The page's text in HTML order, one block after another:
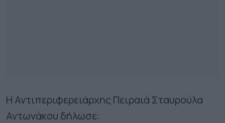
Η Αντιπεριφερειάρχης Πειραιά Σταυρούλα
Αντωνάκου δήλωσε: